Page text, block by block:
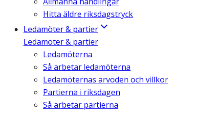
Hitta äldre riksdagstryck
Ledamöter & partier
Ledamöter & partier
Ledamöterna
Så arbetar ledamöterna
Ledamöternas arvoden och villkor
Partierna i riksdagen
Så arbetar partierna